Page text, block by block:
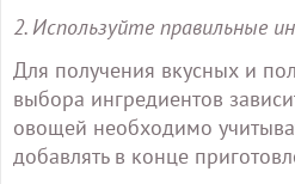
2. Используйте правильные
Для получения вкусных и
выбора ингредиентов
овощей необходимо
добавлять в конце